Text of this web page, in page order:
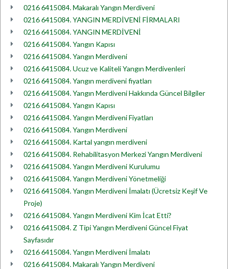
0216 6415084. Makaralı Yangın Merdiveni
0216 6415084. YANGIN MERDİVENİ FİRMALARI
0216 6415084. YANGIN MERDİVENİ
0216 6415084. Yangın Kapısı
0216 6415084. Yangın Merdiveni
0216 6415084. Ucuz ve Kaliteli Yangın Merdivenleri
0216 6415084. Yangın merdiveni fiyatları
0216 6415084. Yangın Merdiveni Hakkında Güncel Bilgiler
0216 6415084. Yangın Kapısı
0216 6415084. Yangın Merdiveni Fiyatları
0216 6415084. Yangın Merdiveni
0216 6415084. Kartal yangın merdiveni
0216 6415084. Rehabilitasyon Merkezi Yangın Merdiveni
0216 6415084. Yangın Merdiveni Kurulumu
0216 6415084. Yangın Merdiveni Yönetmeliği
0216 6415084. Yangın Merdiveni İmalatı (Ücretsiz Keşif Ve
Proje)
0216 6415084. Yangın Merdiveni Kim İcat Etti?
0216 6415084. Z Tipi Yangın Merdiveni Güncel Fiyat
Sayfasıdır
0216 6415084. Yangın Merdiveni İmalatı
0216 6415084. Makaralı Yangın Merdiveni